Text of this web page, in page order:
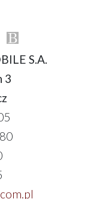
S.A.
3